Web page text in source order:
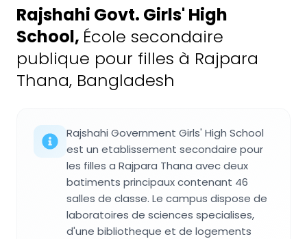
Rajshahi Govt. Girls' High
School, École secondaire
publique pour filles à Rajpara
Thana, Bangladesh
Rajshahi Government Girls' High School
est un etablissement secondaire pour
les filles a Rajpara Thana avec deux
batiments principaux contenant 46
salles de classe. Le campus dispose de
laboratoires de sciences specialises,
d'une bibliotheque et de logements